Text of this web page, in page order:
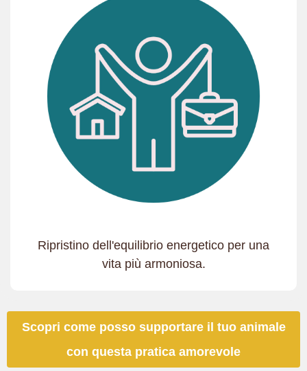
Ripristino dell'equilibrio energetico per una
vita più armoniosa.
Scopri come posso supportare il tuo animale
con questa pratica amorevole